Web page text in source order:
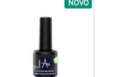
NOVO